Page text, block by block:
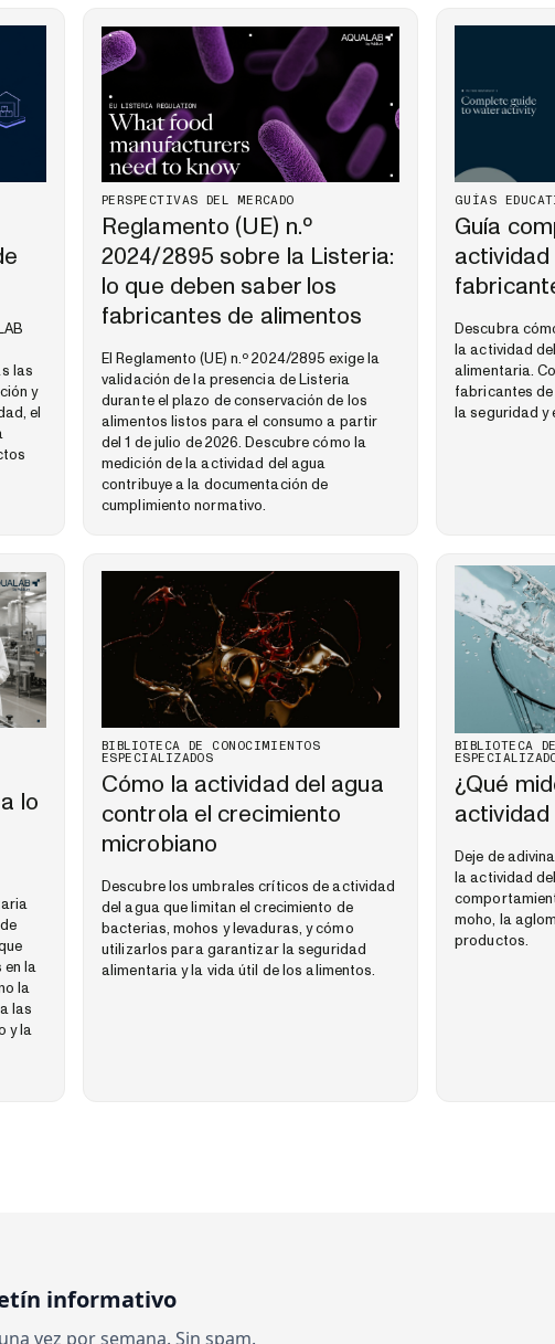
las
y
el
PERSPECTIVAS DEL MERCADO
Reglamento (UE) n.º
2024/2895 sobre la Listeria:
lo que deben saber los
fabricantes de alimentos
El Reglamento (UE) n.º 2024/2895 exige la
validación de la presencia de Listeria
durante el plazo de conservación de los
alimentos listos para el consumo a partir
del 1 de julio de 2026. Descubre cómo la
medición de la actividad del agua
contribuye a la documentación de
cumplimiento normativo.
GUÍAS
Guía
actividad
Descubra
la actividad
alimentaria.
fabricantes
la seguridad y
lo
la
la
las
y la
BIBLIOTECA DE CONOCIMIENTOS
ESPECIALIZADOS
Cómo la actividad del agua
controla el crecimiento
microbiano
Descubre los umbrales críticos de actividad
del agua que limitan el crecimiento de
bacterias, mohos y levaduras, y cómo
utilizarlos para garantizar la seguridad
alimentaria y la vida útil de los alimentos.
BIBLIOTECA
¿Qué
actividad
Deje de
la actividad
moho, la
productos.
informativo
vez por semana. Sin spam.